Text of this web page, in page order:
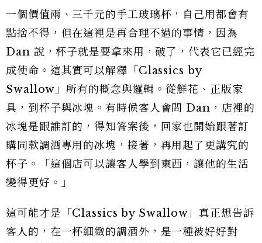
一個價值兩、三千元的手工玻璃杯，自己用都會有
點捨不得，但在這裡是再合理不過的事情，因為
Dan 說，杯子就是要拿來用，破了，代表它已經完
成使命。這其實可以解釋「Classics by
Swallow」所有的概念與邏輯。從鮮花、正版家
具，到杯子與冰塊。有時候客人會問 Dan，店裡的
冰塊是跟誰訂的，得知答案後，回家也開始跟著訂
購同款調酒專用的冰塊，接著，再用起了更講究的
杯子。「這個店可以讓客人學到東西，讓他的生活
變得更好。」
這可能才是「Classics by Swallow」真正想告訴
客人的，在一杯細緻的調酒外，是一種被好好對